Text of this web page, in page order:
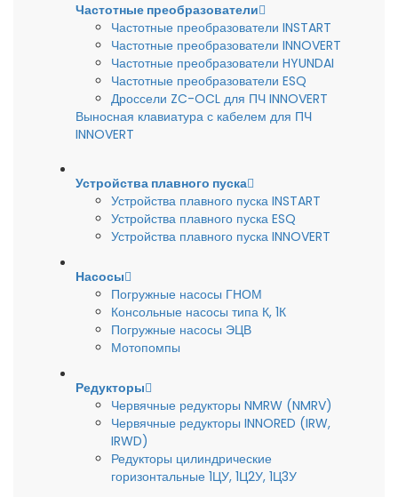
Частотные преобразователи
Частотные преобразователи INSTART
Частотные преобразователи INNOVERT
Частотные преобразователи HYUNDAI
Частотные преобразователи ESQ
Дроссели ZC-OCL для ПЧ INNOVERT
Выносная клавиатура с кабелем для ПЧ
INNOVERT
Устройства плавного пуска
Устройства плавного пуска INSTART
Устройства плавного пуска ESQ
Устройства плавного пуска INNOVERT
Насосы
Погружные насосы ГНОМ
Консольные насосы типа К, 1К
Погружные насосы ЭЦВ
Мотопомпы
Редукторы
Червячные редукторы NMRW (NMRV)
Червячные редукторы INNORED (IRW,
IRWD)
Редукторы цилиндрические
горизонтальные 1ЦУ, 1Ц2У, 1Ц3У